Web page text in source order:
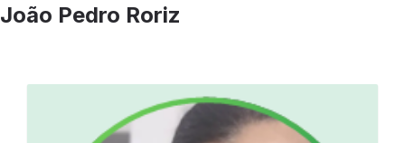
João Pedro Roriz